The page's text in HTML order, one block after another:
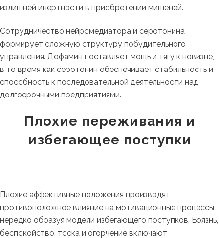
излишней инертности в приобретении мишеней.
Сотрудничество нейромедиатора и серотонина
формирует сложную структуру побудительного
управления. Дофамин поставляет мощь и тягу к новизне,
в то время как серотонин обеспечивает стабильность и
способность к последовательной деятельности над
долгосрочными предприятиями.
Плохие переживания и
избегающее поступки
Плохие аффективные положения производят
противоположное влияние на мотивационные процессы,
нередко образуя модели избегающего поступков. Боязнь,
беспокойство, тоска и огорчение включают